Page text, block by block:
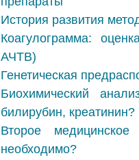
История развития
Коагулограмма:
АЧТВ)
Генетическая
Биохимический
билирубин, креатинин?
Второе
необходимо?